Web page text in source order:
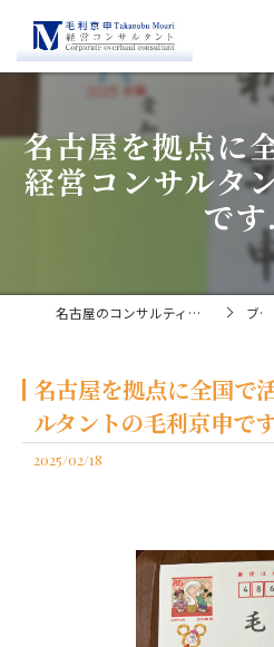
名古屋を拠点に
経営コンサルタ
です
名古屋のコンサルティングなら経営コンサルタント毛利京申 ブログ
名古屋を拠点に全国で
ルタントの毛利京申で
2025/02/18